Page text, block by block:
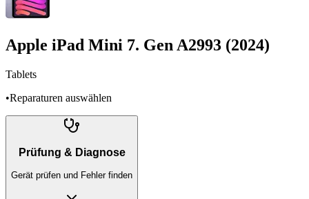
Apple iPad Mini 7. Gen A2993 (2024)
Tablets
•Reparaturen auswählen
Prüfung & Diagnose
Gerät prüfen und Fehler finden